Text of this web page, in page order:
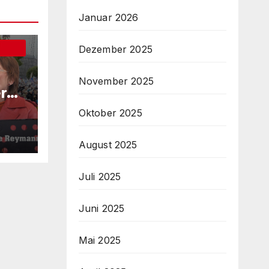
Januar 2026
Dezember 2025
November 2025
Oktober 2025
August 2025
Juli 2025
Juni 2025
Mai 2025